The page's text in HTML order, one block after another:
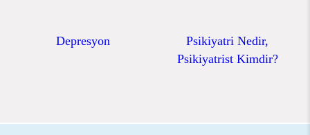
Depresyon
Psikiyatri Nedir,
Psikiyatrist Kimdir?